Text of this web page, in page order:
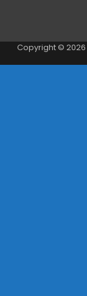
Copyright © 2026